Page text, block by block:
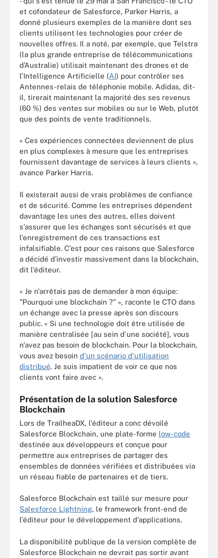
et cofondateur de Salesforce, Parker Harris, a
donné plusieurs exemples de la manière dont ses
clients utilisent les technologies pour créer de
nouvelles offres. Il a noté, par exemple, que Telstra
(la plus grande entreprise de télécommunications
d’Australie) utilisait maintenant des drones et de
l'Intelligence Artificielle (AI) pour contrôler ses
Antennes-relais de téléphonie mobile. Adidas, dit-
il, tirerait maintenant la majorité des ses revenus
(60 %) des ventes sur mobiles ou sur le Web, plutôt
que des points de vente traditionnels.
« Ces expériences connectées deviennent de plus
en plus complexes à mesure que les entreprises
fournissent davantage de services à leurs clients »,
avance Parker Harris.
Il existerait aussi de vrais problèmes de confiance
et de sécurité. Comme les entreprises dépendent
davantage les unes des autres, elles doivent
s'assurer que les échanges sont sécurisés et que
l'enregistrement de ces transactions est
infalsifiable. C'est pour ces raisons que Salesforce
a décidé d'investir massivement dans la blockchain,
dit l'éditeur.
« Je n'arrêtais pas de demander à mon équipe:
"Pourquoi une blockchain ?" », raconte le CTO dans
un échange avec la presse après son discours
public. « Si une technologie doit être utilisée de
manière centralisée [au sein d'une société], vous
n'avez pas besoin de blockchain. Pour la blockchain,
vous avez besoin d'un scénario d'utilisation
distribué. Je suis impatient de voir ce que nos
clients vont faire avec ».
Présentation de la solution Salesforce
Blockchain
Lors de TrailheaDX, l'éditeur a conc dévoilé
Salesforce Blockchain, une plate-forme low-code
destinée aux développeurs et conçue pour
permettre aux entreprises de partager des
ensembles de données vérifiées et distribuées via
un réseau fiable de partenaires et de tiers.
Salesforce Blockchain est taillé sur mesure pour
Salesforce Lightning, le framework front-end de
l'éditeur pour le développement d'applications.
La disponibilité publique de la version complète de
Salesforce Blockchain ne devrait pas sortir avant